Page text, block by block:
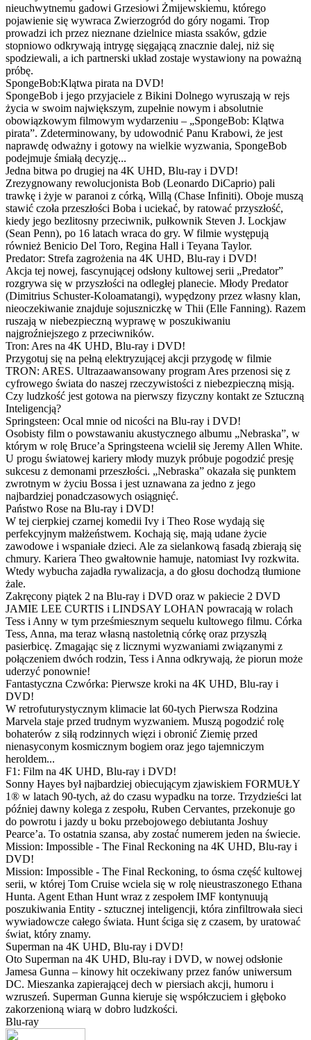
nieuchwytnemu gadowi Grzesiowi Żmijewskiemu, którego
pojawienie się wywraca Zwierzogród do góry nogami. Trop
prowadzi ich przez nieznane dzielnice miasta ssaków, gdzie
stopniowo odkrywają intrygę sięgającą znacznie dalej, niż się
spodziewali, a ich partnerski układ zostaje wystawiony na poważną
próbę.
SpongeBob:Klątwa pirata na DVD!
SpongeBob i jego przyjaciele z Bikini Dolnego wyruszają w rejs
życia w swoim największym, zupełnie nowym i absolutnie
obowiązkowym filmowym wydarzeniu – „SpongeBob: Klątwa
pirata”. Zdeterminowany, by udowodnić Panu Krabowi, że jest
naprawdę odważny i gotowy na wielkie wyzwania, SpongeBob
podejmuje śmiałą decyzję...
Jedna bitwa po drugiej na 4K UHD, Blu-ray i DVD!
Zrezygnowany rewolucjonista Bob (Leonardo DiCaprio) pali
trawkę i żyje w paranoi z córką, Willą (Chase Infiniti). Oboje muszą
stawić czoła przeszłości Boba i uciekać, by ratować przyszłość,
kiedy jego bezlitosny przeciwnik, pułkownik Steven J. Lockjaw
(Sean Penn), po 16 latach wraca do gry. W filmie występują
również Benicio Del Toro, Regina Hall i Teyana Taylor.
Predator: Strefa zagrożenia na 4K UHD, Blu-ray i DVD!
Akcja tej nowej, fascynującej odsłony kultowej serii „Predator”
rozgrywa się w przyszłości na odległej planecie. Młody Predator
(Dimitrius Schuster-Koloamatangi), wypędzony przez własny klan,
nieoczekiwanie znajduje sojuszniczkę w Thii (Elle Fanning). Razem
ruszają w niebezpieczną wyprawę w poszukiwaniu
najgroźniejszego z przeciwników.
Tron: Ares na 4K UHD, Blu-ray i DVD!
Przygotuj się na pełną elektryzującej akcji przygodę w filmie
TRON: ARES. Ultrazaawansowany program Ares przenosi się z
cyfrowego świata do naszej rzeczywistości z niebezpieczną misją.
Czy ludzkość jest gotowa na pierwszy fizyczny kontakt ze Sztuczną
Inteligencją?
Springsteen: Ocal mnie od nicości na Blu-ray i DVD!
Osobisty film o powstawaniu akustycznego albumu „Nebraska”, w
którym w rolę Bruce’a Springsteena wcielił się Jeremy Allen White.
U progu światowej kariery młody muzyk próbuje pogodzić presję
sukcesu z demonami przeszłości. „Nebraska” okazała się punktem
zwrotnym w życiu Bossa i jest uznawana za jedno z jego
najbardziej ponadczasowych osiągnięć.
Państwo Rose na Blu-ray i DVD!
W tej cierpkiej czarnej komedii Ivy i Theo Rose wydają się
perfekcyjnym małżeństwem. Kochają się, mają udane życie
zawodowe i wspaniałe dzieci. Ale za sielankową fasadą zbierają się
chmury. Kariera Theo gwałtownie hamuje, natomiast Ivy rozkwita.
Wtedy wybucha zajadła rywalizacja, a do głosu dochodzą tłumione
żale.
Zakręcony piątek 2 na Blu-ray i DVD oraz w pakiecie 2 DVD
JAMIE LEE CURTIS i LINDSAY LOHAN powracają w rolach
Tess i Anny w tym prześmiesznym sequelu kultowego filmu. Córka
Tess, Anna, ma teraz własną nastoletnią córkę oraz przyszłą
pasierbicę. Zmagając się z licznymi wyzwaniami związanymi z
połączeniem dwóch rodzin, Tess i Anna odkrywają, że piorun może
uderzyć ponownie!
Fantastyczna Czwórka: Pierwsze kroki na 4K UHD, Blu-ray i
DVD!
W retrofuturystycznym klimacie lat 60-tych Pierwsza Rodzina
Marvela staje przed trudnym wyzwaniem. Muszą pogodzić rolę
bohaterów z siłą rodzinnych więzi i obronić Ziemię przed
nienasyconym kosmicznym bogiem oraz jego tajemniczym
heroldem...
F1: Film na 4K UHD, Blu-ray i DVD!
Sonny Hayes był najbardziej obiecującym zjawiskiem FORMUŁY
1® w latach 90-tych, aż do czasu wypadku na torze. Trzydzieści lat
później dawny kolega z zespołu, Ruben Cervantes, przekonuje go
do powrotu i jazdy u boku przebojowego debiutanta Joshuy
Pearce’a. To ostatnia szansa, aby zostać numerem jeden na świecie.
Mission: Impossible - The Final Reckoning na 4K UHD, Blu-ray i
DVD!
Mission: Impossible - The Final Reckoning, to ósma część kultowej
serii, w której Tom Cruise wciela się w rolę nieustraszonego Ethana
Hunta. Agent Ethan Hunt wraz z zespołem IMF kontynuują
poszukiwania Entity - sztucznej inteligencji, która zinfiltrowała sieci
wywiadowcze całego świata. Hunt ściga się z czasem, by uratować
świat, który znamy.
Superman na 4K UHD, Blu-ray i DVD!
Oto Superman na 4K UHD, Blu-ray i DVD, w nowej odsłonie
Jamesa Gunna – kinowy hit oczekiwany przez fanów uniwersum
DC. Mieszanka zapierającej dech w piersiach akcji, humoru i
wzruszeń. Superman Gunna kieruje się współczuciem i głęboko
zakorzenioną wiarą w dobro ludzkości.
Blu-ray